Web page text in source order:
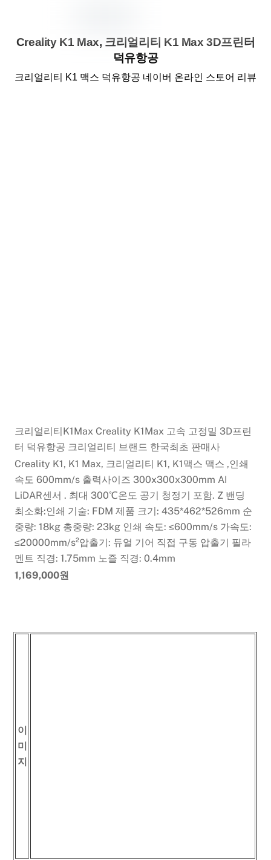
Creality K1 Max, 크리얼리티 K1 Max 3D프린터
덕유항공
크리얼리티 K1 맥스 덕유항공 네이버 온라인 스토어 리뷰
크리얼리티K1Max Creality K1Max 고속 고정밀 3D프린
터 덕유항공 크리얼리티 브랜드 한국최초 판매사
Creality K1, K1 Max, 크리얼리티 K1, K1맥스 맥스 ,인쇄
속도 600mm/s 출력사이즈 300x300x300mm AI
LiDAR센서 . 최대 300℃온도 공기 청정기 포함. Z 밴딩
최소화:인쇄 기술: FDM 제품 크기: 435*462*526mm 순
중량: 18kg 총중량: 23kg 인쇄 속도: ≤600mm/s 가속도:
≤20000mm/s²압출기: 듀얼 기어 직접 구동 압출기 필라
멘트 직경: 1.75mm 노즐 직경: 0.4mm
1,169,000원
이
미
지